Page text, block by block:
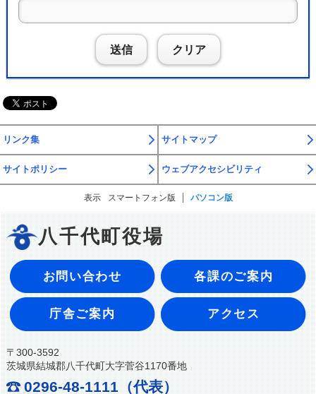
送信 クリア
リンク集 サイトマップ
サイトポリシー ウェブアクセシビリティ
表示 スマートフォン版 パソコン版
八千代町役場
お問い合わせ 各課のご案内
庁舎ご案内 アクセス
〒300-3592
茨城県結城郡八千代町大字菅谷1170番地
0296-48-1111（代表）